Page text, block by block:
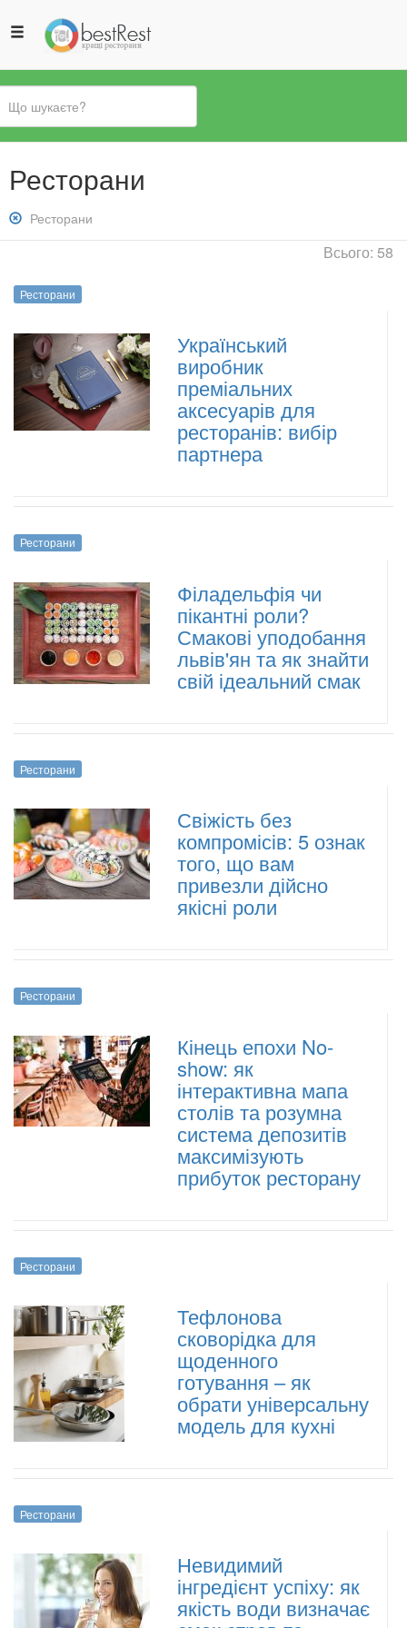
Ви
єРесторани
Зняти
фільтр:
Ресторани
Всього: 58
Ресторани
Український
виробник
преміальних
аксесуарів для
ресторанів: вибір
партнера
Ресторани
Філадельфія чи
пікантні роли?
Смакові уподобання
львів'ян та як знайти
свій ідеальний смак
Ресторани
Свіжість без
компромісів: 5 ознак
того, що вам
привезли дійсно
якісні роли
Ресторани
Кінець епохи No-
show: як
інтерактивна мапа
столів та розумна
система депозитів
максимізують
прибуток ресторану
Ресторани
Тефлонова
сковорідка для
щоденного
готування – як
обрати універсальну
модель для кухні
Ресторани
Невидимий
інгредієнт успіху: як
якість води визначає